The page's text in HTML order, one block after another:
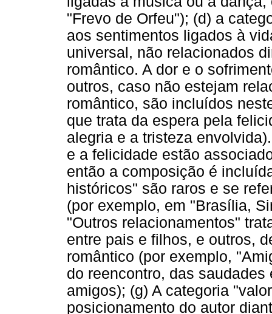
"Frevo de Orfeu"); (d) a
aos sentimentos ligados à
universal, não relacionados
romântico. A dor e o
outros, caso não estejam
romântico, são incluídos
que trata da espera pela
alegria e a tristeza
e a felicidade estão
então a composição é
históricos" são raros e se
(por exemplo, em "Brasília,
"Outros relacionamentos"
entre pais e filhos, e outros,
romântico (por exemplo,
do reencontro, das
amigos); (g) A categoria
posicionamento do autor